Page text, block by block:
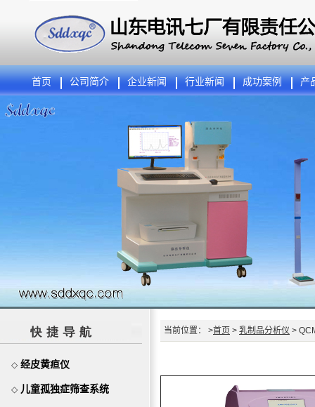
首页 公司简介 企业新闻 行业新闻 成功案例 产
◇ 经皮黄疸仪
◇ 儿童孤独症筛查系统
当前位置： >首页 > 乳制品分析仪 >